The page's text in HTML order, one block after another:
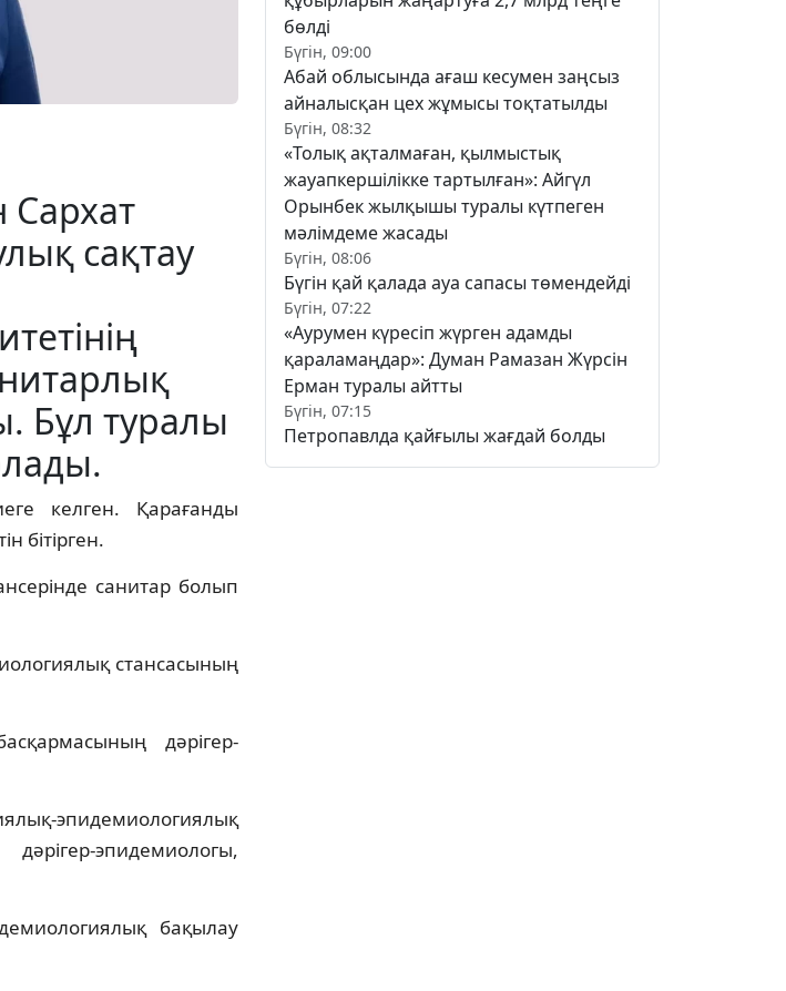
Сархат
сақтау
Бұл туралы
келген. Қарағанды
бітірген.
санитар болып
стансасының
дәрігер-
эпидемиологиялық
эпидемиологы,
бақылау
бөлді
Бүгін, 09:00
Абай облысында ағаш кесумен заңсыз
айналысқан цех жұмысы тоқтатылды
Бүгін, 08:32
«Толық ақталмаған, қылмыстық
жауапкершілікке тартылған»: Айгүл
Орынбек жылқышы туралы күтпеген
мәлімдеме жасады
Бүгін, 08:06
Бүгін қай қалада ауа сапасы төмендейді
Бүгін, 07:22
«Аурумен күресіп жүрген адамды
қараламаңдар»: Думан Рамазан Жүрсін
Ерман туралы айтты
Бүгін, 07:15
Петропавлда қайғылы жағдай болды